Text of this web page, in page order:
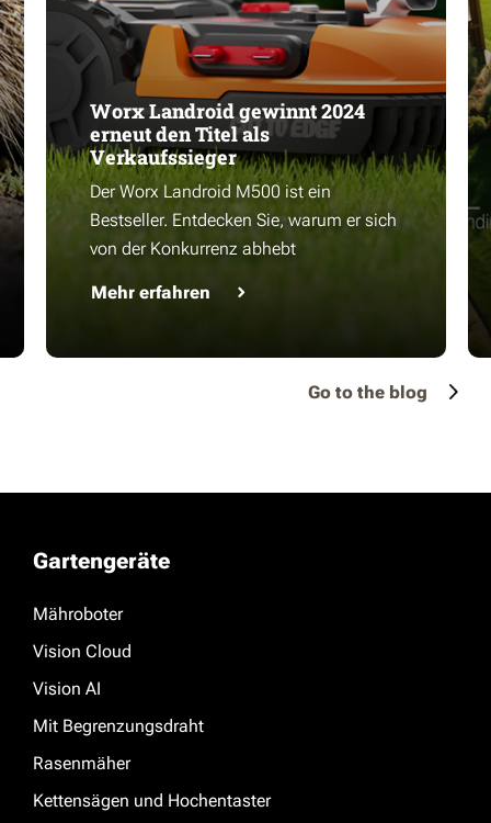
Worx Landroid gewinnt 2024
erneut den Titel als
Verkaufssieger
Der Worx Landroid M500 ist ein
Bestseller. Entdecken Sie, warum er sich
von der Konkurrenz abhebt
Mehr erfahren
Go to the blog
Gartengeräte
Mähroboter
Vision Cloud
Vision AI
Mit Begrenzungsdraht
Rasenmäher
Kettensägen und Hochentaster